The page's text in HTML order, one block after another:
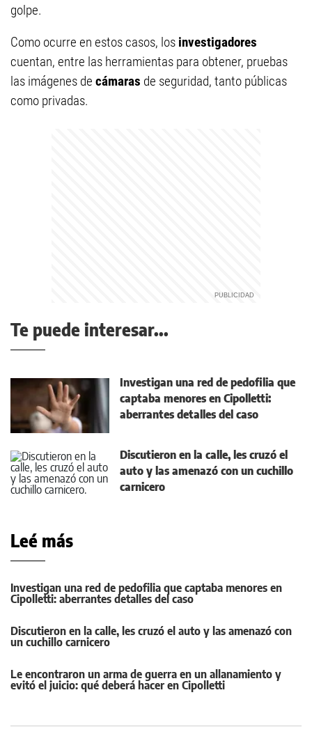
golpe.
Como ocurre en estos casos, los investigadores
cuentan, entre las herramientas para obtener, pruebas
las imágenes de cámaras de seguridad, tanto públicas
como privadas.
Te puede interesar...
Investigan una red de pedofilia que
captaba menores en Cipolletti:
aberrantes detalles del caso
Discutieron en la calle, les cruzó el
auto y las amenazó con un cuchillo
carnicero
Leé más
Investigan una red de pedofilia que captaba menores en
Cipolletti: aberrantes detalles del caso
Discutieron en la calle, les cruzó el auto y las amenazó con
un cuchillo carnicero
Le encontraron un arma de guerra en un allanamiento y
evitó el juicio: qué deberá hacer en Cipolletti